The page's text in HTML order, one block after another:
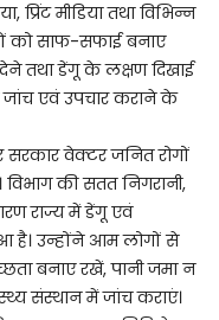
प्रिंट मीडिया तथा विभिन्न
को साफ-सफाई बनाए
तथा डेंगू के लक्षण दिखाई
जांच एवं उपचार कराने के
सरकार वेक्टर जनित रोगों
विभाग की सतत निगरानी,
राज्य में डेंगू एवं
है। उन्होंने आम लोगों से
बनाए रखें, पानी जमा न
संस्थान में जांच कराएं।